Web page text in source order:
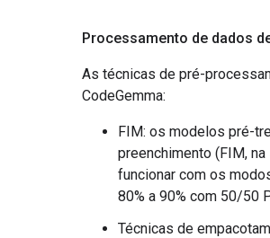
Processamento de dados
As técnicas de pré-
CodeGemma:
FIM: os modelos pré-
preenchimento (FIM,
funcionar com os
80% a 90% com 50/50
Técnicas de